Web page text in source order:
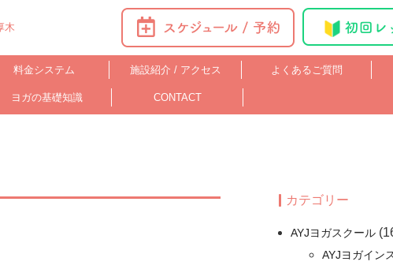
木
料金システム 施設紹介 / アクセス よくあるご質問
ヨガの基礎知識 CONTACT
カテゴリー
AYJヨガスクール
AYJヨガイン